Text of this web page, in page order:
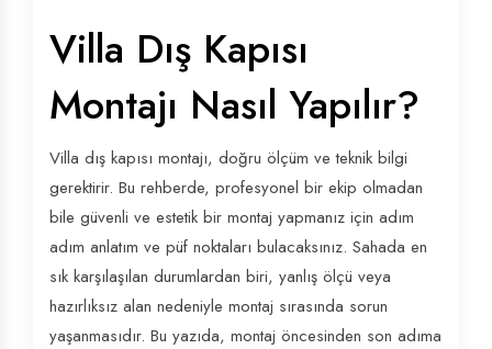
Villa Dış Kapısı
Montajı Nasıl Yapılır?
Villa dış kapısı montajı, doğru ölçüm ve teknik bilgi
gerektirir. Bu rehberde, profesyonel bir ekip olmadan
bile güvenli ve estetik bir montaj yapmanız için adım
adım anlatım ve püf noktaları bulacaksınız. Sahada en
sık karşılaşılan durumlardan biri, yanlış ölçü veya
hazırlıksız alan nedeniyle montaj sırasında sorun
yaşanmasıdır. Bu yazıda, montaj öncesinden son adıma